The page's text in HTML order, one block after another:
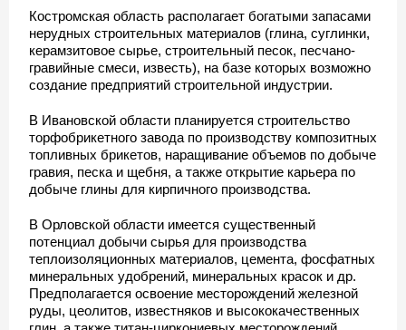
Костромская область располагает богатыми запасами
нерудных строительных материалов (глина, суглинки,
керамзитовое сырье, строительный песок, песчано-
гравийные смеси, известь), на базе которых возможно
создание предприятий строительной индустрии.
В Ивановской области планируется строительство
торфобрикетного завода по производству композитных
топливных брикетов, наращивание объемов по добыче
гравия, песка и щебня, а также открытие карьера по
добыче глины для кирпичного производства.
В Орловской области имеется существенный
потенциал добычи сырья для производства
теплоизоляционных материалов, цемента, фосфатных
минеральных удобрений, минеральных красок и др.
Предполагается освоение месторождений железной
руды, цеолитов, известняков и высококачественных